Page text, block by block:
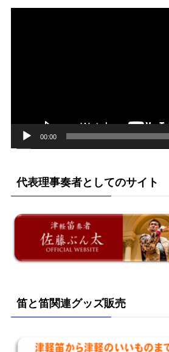
00:00
代表理事奏者としてのサイト
笛と笛関連グッズ販売